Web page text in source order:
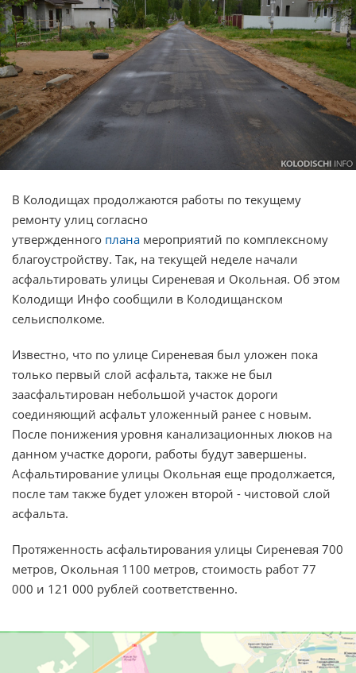
В Колодищах продолжаются работы по текущему
ремонту улиц согласно
утвержденного плана мероприятий по комплексному
благоустройству. Так, на текущей неделе начали
асфальтировать улицы Сиреневая и Окольная. Об этом
Колодищи Инфо сообщили в Колодищанском
сельисполкоме.
Известно, что по улице Сиреневая был уложен пока
только первый слой асфальта, также не был
заасфальтирован небольшой участок дороги
соединяющий асфальт уложенный ранее с новым.
После понижения уровня канализационных люков на
данном участке дороги, работы будут завершены.
Асфальтирование улицы Окольная еще продолжается,
после там также будет уложен второй - чистовой слой
асфальта.
Протяженность асфальтирования улицы Сиреневая 700
метров, Окольная 1100 метров, стоимость работ 77
000 и 121 000 рублей соответственно.